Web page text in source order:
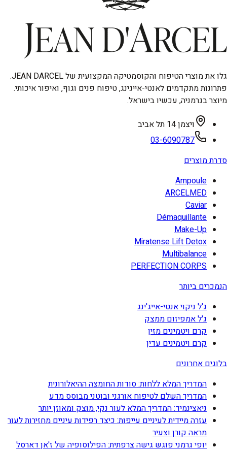
גלו את מוצרי הטיפוח והקוסמטיקה המקצועית של JEAN DARCEL.
פתרונות מתקדמים לאנטי-אייגינג, טיפוח פנים וגוף, ואיפור איכותי.
מיוצר בגרמניה, עכשיו בישראל.
ויצמן 14 תל אביב
03-6090787
סדרת מוצרים
Ampoule
ARCELMED
Caviar
Démaquillante
Make-Up
Miratense Lift Detox
Multibalance
PERFECTION CORPS
הנמכרים ביותר
ג'ל ניקוי אנטי-אייג'ינג
ג'ל אמפיזום ממצק
קרם ויטמינים מזין
קרם ויטמינים עדין
בלוגים אחרונים
המדריך המלא ללחות: סודות החומצה ההיאלורונית
המדריך השלם לטיפוח אורגני ובוטני מבוסס מדע
ניאצינמיד: המדריך המלא לעור נקי, מוצק ומאוזן יותר
עזרה מיידית לעיניים עייפות: כיצד רפידות עיניים מחזירות לעור
מראה קורן וצעיר
יופי גרמני פוגש גישה צרפתית: הפילוסופיה של ז'אן דארסל